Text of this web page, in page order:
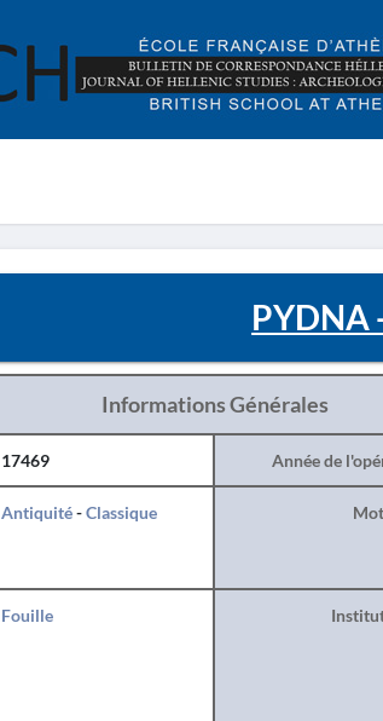
PYDNA
Informations Générales
17469 Année de
Antiquité-Classique
Fouille